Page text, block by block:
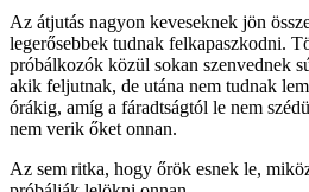
Az átjutás nagyon keveseknek jön
legerősebbek tudnak felkapaszkodni.
próbálkozók közül sokan szenvednek
akik feljutnak, de utána nem tudnak
órákig, amíg a fáradtságtól le nem
nem verik őket onnan.
Az sem ritka, hogy őrök esnek le,